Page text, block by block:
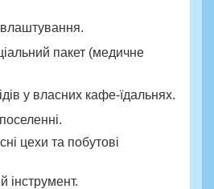
пакет (медичне
у власних кафе-їдальнях.
цехи та побутові
інструмент.